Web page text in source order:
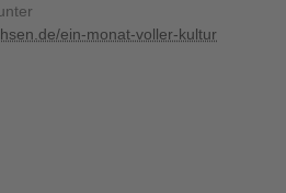
ein-monat-voller-kultur